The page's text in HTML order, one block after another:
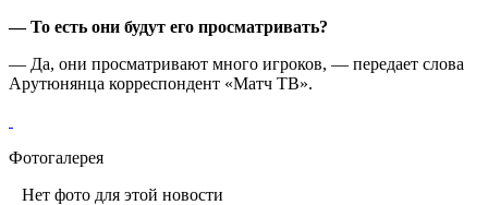
— То есть они будут его просматривать?
— Да, они просматривают много игроков, — передает слова
Арутюнянца корреспондент «Матч ТВ».
Фотогалерея
Нет фото для этой новости